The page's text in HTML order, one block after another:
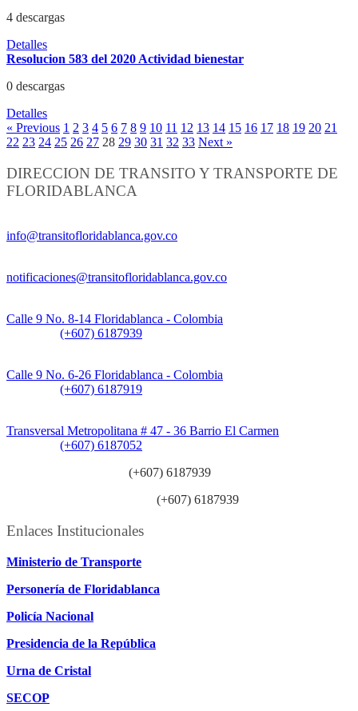
4 descargas
Detalles
Resolucion 583 del 2020 Actividad bienestar
0 descargas
Detalles
« Previous 1 2 3 4 5 6 7 8 9 10 11 12 13 14 15 16 17 18 19 20 21
22 23 24 25 26 27 28 29 30 31 32 33 Next »
DIRECCION DE TRANSITO Y TRANSPORTE DE
FLORIDABLANCA
info@transitofloridablanca.gov.co
notificaciones@transitofloridablanca.gov.co
Calle 9 No. 8-14 Floridablanca - Colombia
(+607) 6187939
Calle 9 No. 6-26 Floridablanca - Colombia
(+607) 6187919
Transversal Metropolitana # 47 - 36 Barrio El Carmen
(+607) 6187052
(+607) 6187939
(+607) 6187939
Enlaces Institucionales
Ministerio de Transporte
Personería de Floridablanca
Policía Nacional
Presidencia de la República
Urna de Cristal
SECOP